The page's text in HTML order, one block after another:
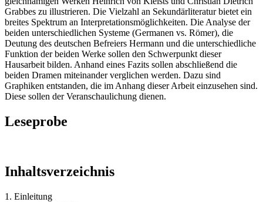
Grabbes zu illustrieren. Die Vielzahl an Sekundärliteratur bietet ein
breites Spektrum an Interpretationsmöglichkeiten. Die Analyse der
beiden unterschiedlichen Systeme (Germanen vs. Römer), die
Deutung des deutschen Befreiers Hermann und die unterschiedliche
Funktion der beiden Werke sollen den Schwerpunkt dieser
Hausarbeit bilden. Anhand eines Fazits sollen abschließend die
beiden Dramen miteinander verglichen werden. Dazu sind
Graphiken entstanden, die im Anhang dieser Arbeit einzusehen sind.
Diese sollen der Veranschaulichung dienen.
Leseprobe
Inhaltsverzeichnis
1. Einleitung